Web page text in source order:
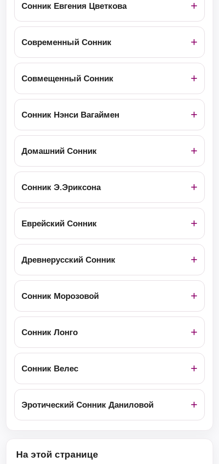
Сонник Евгения Цветкова
Современный Сонник
Совмещенный Сонник
Сонник Нэнси Вагаймен
Домашний Сонник
Сонник Э.Эриксона
Еврейский Сонник
Древнерусский Сонник
Сонник Морозовой
Сонник Лонго
Сонник Велес
Эротический Сонник Даниловой
На этой странице